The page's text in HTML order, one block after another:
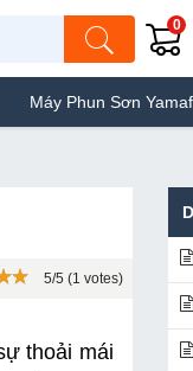
0
Sơn Yamafuji Lựa
5/5 (1 votes)
thoải mái